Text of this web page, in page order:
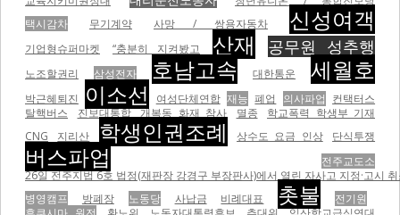
택시감차
무기계약 사망 / 쌍용자동차 신성여객
기업형슈퍼마켓 “충분히 지켜봤고 산재 공무원 성추행
노조할권리 삼성전자 호남고속 대한통운 세월호
박근혜퇴진 이소선 여성단체연합 재능 폐업 의사파업 컨택터스
탈핵버스
진보대통합 개복동 화재 참사 멸종
학교폭력 학생부 기재
CNG
지리산 학생인권조례 상수도 요금 인상 단식투쟁
버스파업
전주교도소
26일 전주지법 6호 법정(재판장 강경구 부장판사)에서 열린 자사고 지정·고시
병영캠프
방폐장 노동당 사납금 비례대표 촛불
전기원